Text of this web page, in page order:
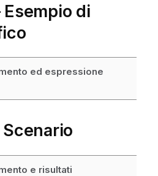
Esempio di
ed espressione
Scenario
e risultati